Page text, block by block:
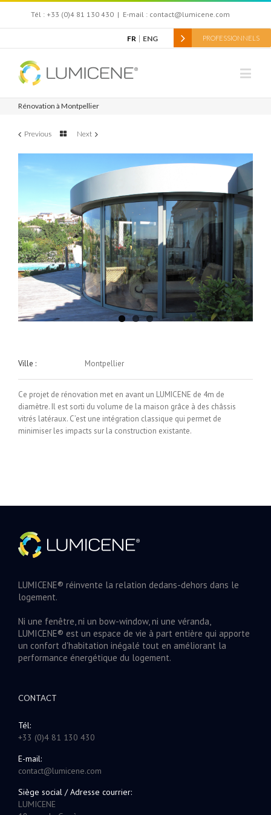
Tél : +33 (0)4 81 130 430 | E-mail : contact@lumicene.com
PROFESSIONNELS
FR ENG
Rénovation à Montpellier
Previous Next
Ville : Montpellier
Ce projet de rénovation met en avant un LUMICENE de 4m de
diamètre. Il est sorti du volume de la maison grâce à des châssis
vitrés latéraux. C’est une intégration classique qui permet de
minimiser les impacts sur la construction existante.
LUMICENE® réinvente la relation dedans-dehors dans le
logement.
Ni une fenêtre, ni un bow-window, ni une véranda,
LUMICENE® est un espace de vie à part entière qui apporte
un confort d'habitation inégalé tout en améliorant la
performance énergétique du logement.
CONTACT
Tél:
+33 (0)4 81 130 430
E-mail:
contact@lumicene.com
Siège social / Adresse courrier:
LUMICENE